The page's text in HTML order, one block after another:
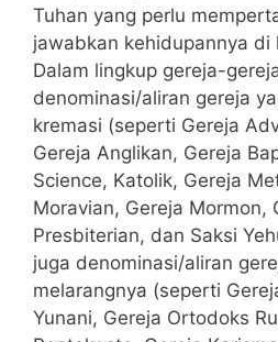
Tuhan yang perlu
jawabkan kehidupannya di
Dalam lingkup gereja-
denominasi/aliran gereja
kremasi (seperti Gereja
Gereja Anglikan, Gereja
Science, Katolik, Gereja
Moravian, Gereja Mormon,
Presbiterian, dan Saksi
juga denominasi/aliran
melarangnya (seperti
Yunani, Gereja Ortodoks